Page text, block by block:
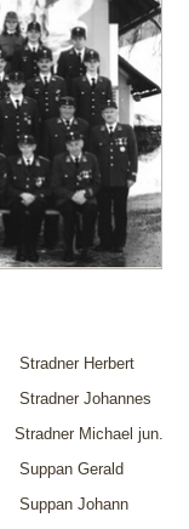
Stradner Herbert
Stradner Johannes
Stradner Michael jun.
Suppan Gerald
Suppan Johann